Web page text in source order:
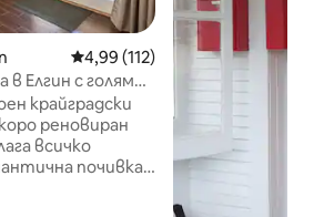
Средна оценка: 4,99 от 5,
4,99 (112)
Елгин с голямо
крайградски
реновиран
всичко
почивка